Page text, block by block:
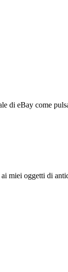
di eBay come
miei oggetti di